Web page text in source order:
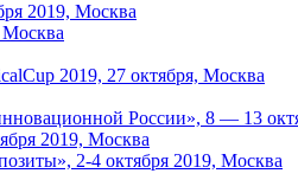
2019, Москва
Москва
2019, 27 октября, Москва
России», 8 — 13
2019, Москва
2-4 октября 2019, Москва